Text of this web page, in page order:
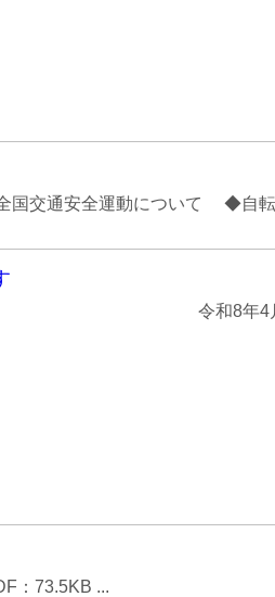
国交通安全運動について ◆自
8年4月1日より、自
：73.5KB ...